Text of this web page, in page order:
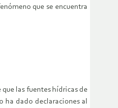
que se encuentra
las fuen­tes hídricas de
ha dado declaraciones al